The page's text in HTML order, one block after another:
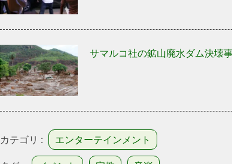
サマルコ社の鉱山廃水ダム決壊
カテゴリ :
エンターテインメント